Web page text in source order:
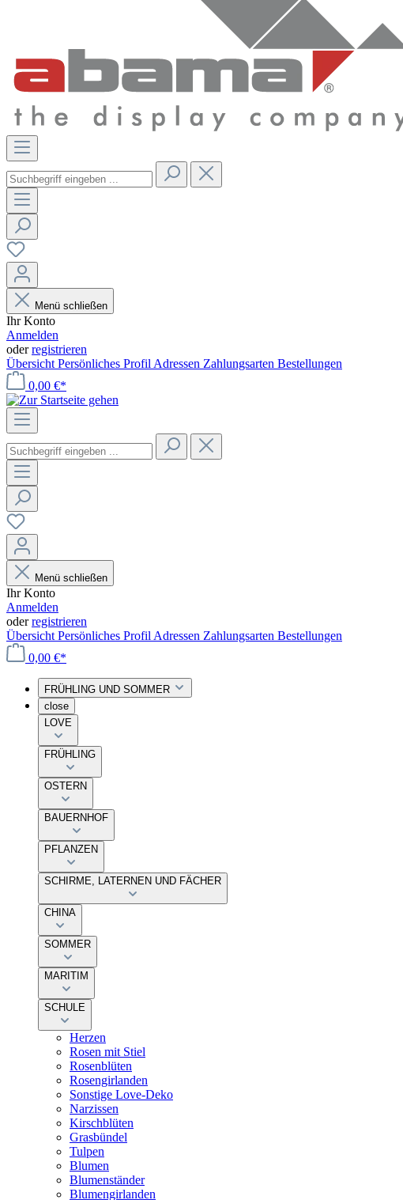
Menü schließen
Ihr Konto
Anmelden
oderregistrieren
Übersicht Persönliches Profil Adressen Zahlungsarten Bestellungen
0,00 €*
Menü schließen
Ihr Konto
Anmelden
oderregistrieren
Übersicht Persönliches Profil Adressen Zahlungsarten Bestellungen
0,00 €*
FRÜHLING UND SOMMER
close
LOVE
FRÜHLING
OSTERN
BAUERNHOF
PFLANZEN
SCHIRME, LATERNEN UND FÄCHER
CHINA
SOMMER
MARITIM
SCHULE
Herzen
Rosen mit Stiel
Rosenblüten
Rosengirlanden
Sonstige Love-Deko
Narzissen
Kirschblüten
Grasbündel
Tulpen
Blumen
Blumenständer
Blumengirlanden